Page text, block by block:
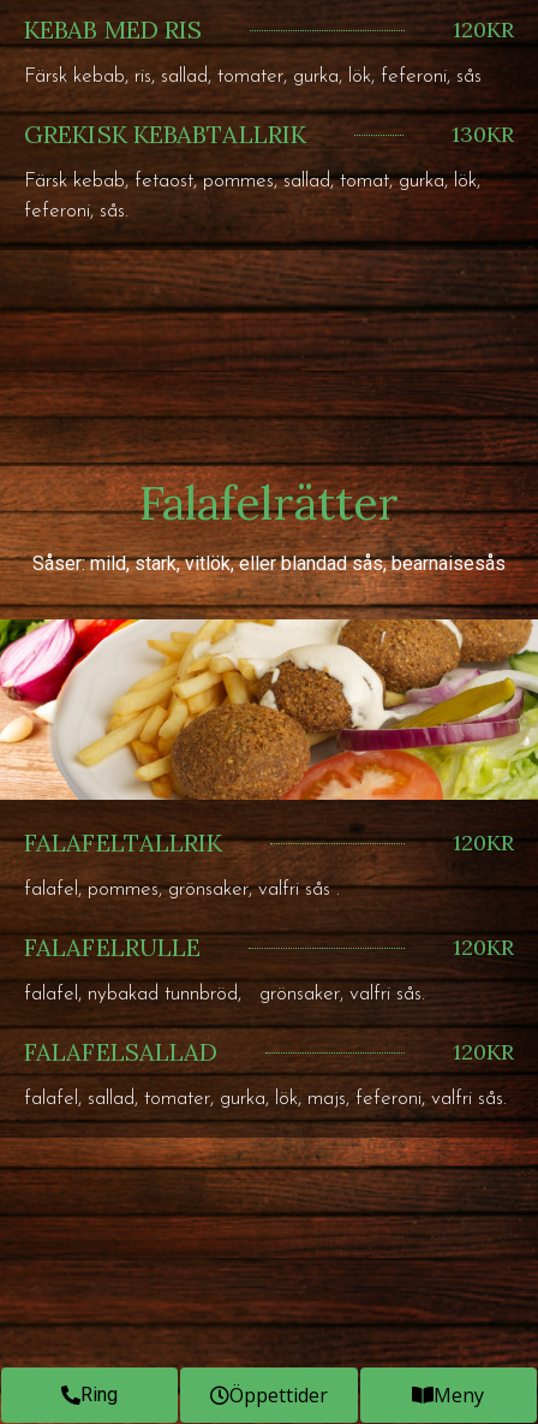
KEBAB MED RIS 120KR
Färsk kebab, ris, sallad, tomater, gurka, lök, feferoni, sås
GREKISK KEBABTALLRIK 130KR
Färsk kebab, fetaost, pommes, sallad, tomat, gurka, lök,
feferoni, sås.
Falafelrätter
Såser: mild, stark, vitlök, eller blandad sås, bearnaisesås
FALAFELTALLRIK 120KR
falafel, pommes, grönsaker, valfri sås .
FALAFELRULLE 120KR
falafel, nybakad tunnbröd, grönsaker, valfri sås.
FALAFELSALLAD 120KR
falafel, sallad, tomater, gurka, lök, majs, feferoni, valfri sås.
Sallader
Ring Öppettider Meny